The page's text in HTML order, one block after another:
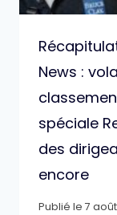
News :
spéciale
des
encore
Publié le 7